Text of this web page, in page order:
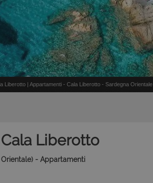
Liberotto | Appartamenti - Cala Liberotto - Sardegna Orientale
Liberotto
- Appartamenti